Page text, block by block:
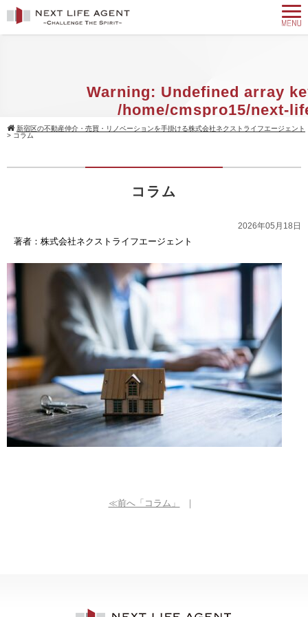
Warning: Undefined array
/home/cmspro15/next-
agent.com/public_html/
on line9
: Attempt to read property
/home/cmspro15/
agent.com/public_html/
on line
新宿区の不動産仲介・売買・リノベーションを手掛ける株式会社ネクストライフエージェント
> コラム
コラム
2026年05月18日
著者：株式会社ネクストライフエージェント
≪前へ「コラム」 ｜